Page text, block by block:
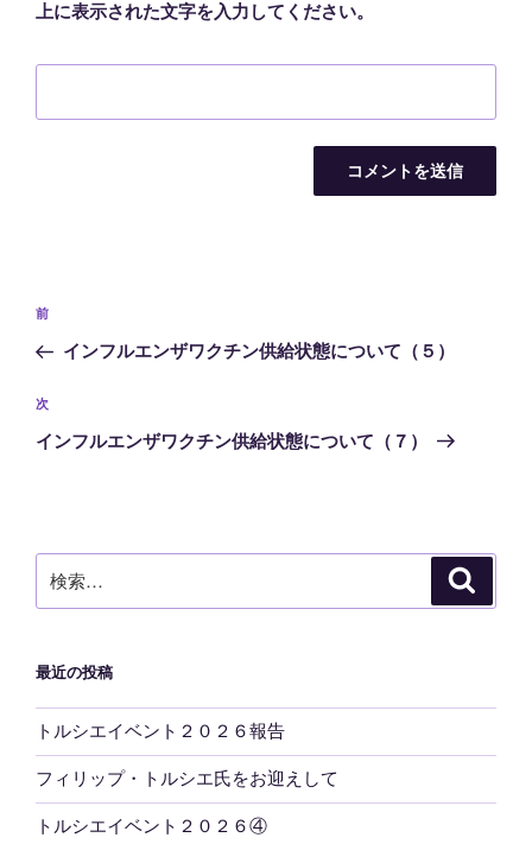
上に表示された文字を入力してください。
投
ナ
ビ
ゲ
ン
前
の
稿
前
インフルエンザワクチン供給状態について（５）
次
の
次
インフルエンザワクチン供給状態について（７）
索:
最近の投稿
トルシエイベント２０２６報告
フィリップ・トルシエ氏をお迎えして
トルシエイベント２０２６④